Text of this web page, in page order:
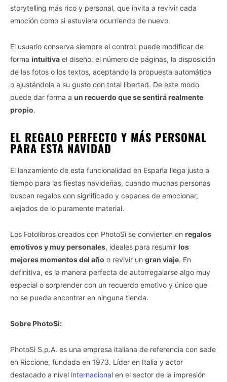
storytelling más rico y personal, que invita a revivir cada
emoción como si estuviera ocurriendo de nuevo.
El usuario conserva siempre el control: puede modificar de
forma intuitiva el diseño, el número de páginas, la disposición
de las fotos o los textos, aceptando la propuesta automática
o ajustándola a su gusto con total libertad. De este modo
puede dar forma a un recuerdo que se sentirá realmente
propio.
EL REGALO PERFECTO Y MÁS PERSONAL
PARA ESTA NAVIDAD
El lanzamiento de esta funcionalidad en España llega justo a
tiempo para las fiestas navideñas, cuando muchas personas
buscan regalos con significado y capaces de emocionar,
alejados de lo puramente material.
Los Fotolibros creados con PhotoSì se convierten en regalos
emotivos y muy personales, ideales para resumir los
mejores momentos del año o revivir un gran viaje. En
definitiva, es la manera perfecta de autorregalarse algo muy
especial o sorprender con un recuerdo emotivo y único que
no se puede encontrar en ninguna tienda.
Sobre PhotoSì:
PhotoSì S.p.A. es una empresa italiana de referencia con sede
en Riccione, fundada en 1973. Líder en Italia y actor
destacado a nivel internacional en el sector de la impresión